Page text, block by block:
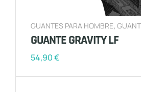
GUANTES PARA HOMBRE,
GUANTE GRAVITY LF
54,90€